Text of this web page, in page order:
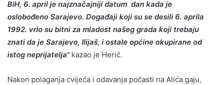
BiH, 6. april je najznačajniji datum dan kada je
oslobođeno Sarajevo. Događaji koji su se desili 6. aprila
1992. vrlo su bitni za mladost našeg grada koji trebaju
znati da je Sarajevo, Ilijaš, i ostale općine okupirane od
istog neprijatelja“kazao je Herić.
Nakon polaganja cvijeća i odavanja počasti na Alića gaju,